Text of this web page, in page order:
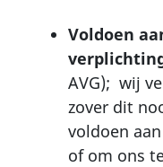
Voldoen
AVG); wij
zover dit
voldoen
of om ons